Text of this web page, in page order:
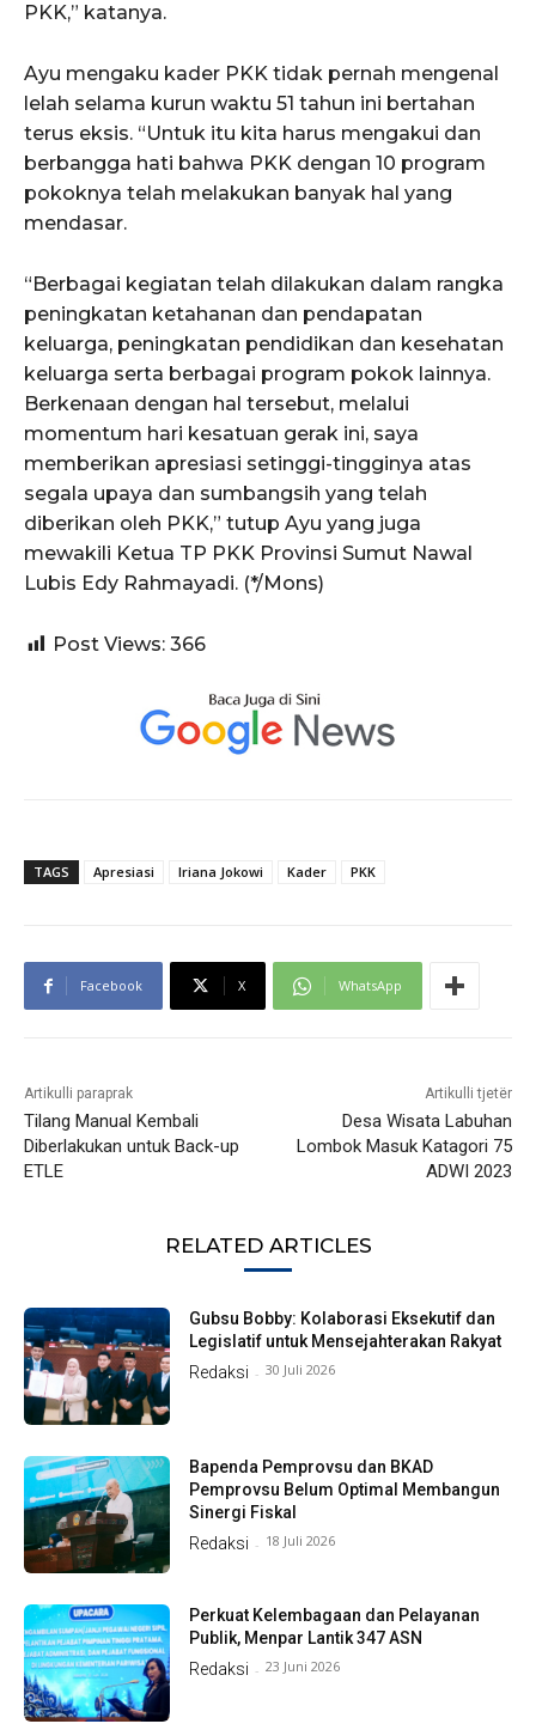
PKK,” katanya.
Ayu mengaku kader PKK tidak pernah mengenal
lelah selama kurun waktu 51 tahun ini bertahan
terus eksis. “Untuk itu kita harus mengakui dan
berbangga hati bahwa PKK dengan 10 program
pokoknya telah melakukan banyak hal yang
mendasar.
“Berbagai kegiatan telah dilakukan dalam rangka
peningkatan ketahanan dan pendapatan
keluarga, peningkatan pendidikan dan kesehatan
keluarga serta berbagai program pokok lainnya.
Berkenaan dengan hal tersebut, melalui
momentum hari kesatuan gerak ini, saya
memberikan apresiasi setinggi-tingginya atas
segala upaya dan sumbangsih yang telah
diberikan oleh PKK,” tutup Ayu yang juga
mewakili Ketua TP PKK Provinsi Sumut Nawal
Lubis Edy Rahmayadi. (*/Mons)
Post Views: 366
TAGS Apresiasi Iriana Jokowi Kader PKK
Facebook X WhatsApp
Artikulli paraprak
Tilang Manual Kembali
Diberlakukan untuk Back-up
ETLE
Artikulli tjetër
Desa Wisata Labuhan
Lombok Masuk Katagori 75
ADWI 2023
RELATED ARTICLES
Gubsu Bobby: Kolaborasi Eksekutif dan
Legislatif untuk Mensejahterakan Rakyat
Redaksi - 30 Juli 2026
Bapenda Pemprovsu dan BKAD
Pemprovsu Belum Optimal Membangun
Sinergi Fiskal
Redaksi - 18 Juli 2026
Perkuat Kelembagaan dan Pelayanan
Publik, Menpar Lantik 347 ASN
Redaksi - 23 Juni 2026